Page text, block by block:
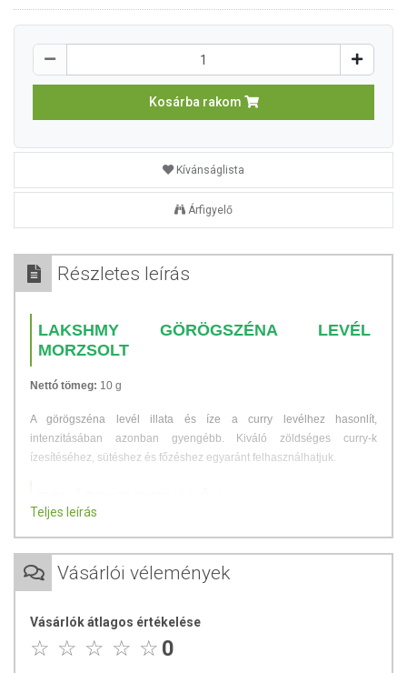
Kosárba rakom
Kívánságlista
Árfigyelő
Részletes leírás
LAKSHMY GÖRÖGSZÉNA LEVÉL
MORZSOLT
Nettó tömeg: 10 g
A görögszéna levél illata és íze a curry levélhez hasonlít,
intenzitásában azonban gyengébb. Kiváló zöldséges curry-k
ízesítéséhez, sütéshez és főzéshez egyaránt felhasználhatjuk.
Forgalmazza : Toldi Fűszer és Delicates Bt.
Az oldalunkon lévő adatokat folyamatosan frissítjük, törekszünk arra,
hogy ennek ellenére a webshopon szereplő adatok (beleértve a
Teljes leírás
Vásárlói vélemények
Vásárlók átlagos értékelése
0